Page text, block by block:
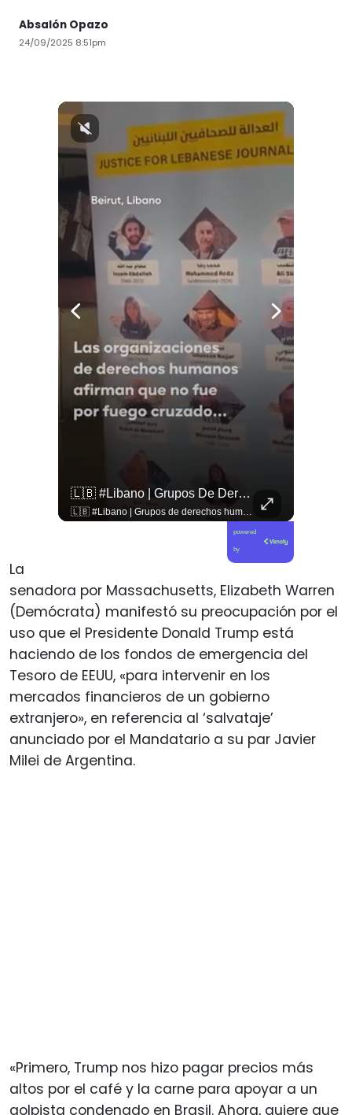
Absalón Opazo
24/09/2025 8:51pm
🇱🇧 #Libano | Grupos De Derechos Humanos Presentan Pruebas Sobre El Asesinato De La Periodista Libanesa Amal Khalil, Asesinada Por Israel.
🇱🇧 #Libano | Grupos de derechos humanos presentan pruebas sobre el asesinato de la periodista libanesa Amal Khalil, asesinada por Israel.
powered
by
La
senadora por Massachusetts, Elizabeth Warren
(Demócrata) manifestó su preocupación por el
uso que el Presidente Donald Trump está
haciendo de los fondos de emergencia del
Tesoro de EEUU, «para intervenir en los
mercados financieros de un gobierno
extranjero», en referencia al ‘salvataje’
anunciado por el Mandatario a su par Javier
Milei de Argentina.
«Primero, Trump nos hizo pagar precios más
altos por el café y la carne para apoyar a un
golpista condenado en Brasil. Ahora, quiere que